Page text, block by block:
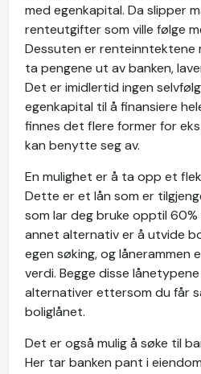
med egenkapital. Da slipper
renteutgifter som ville følge
Dessuten er renteinntektene
ta pengene ut av banken,
Det er imidlertid ingen
egenkapital til å finansiere
finnes det flere former for
kan benytte seg av.
En mulighet er å ta opp et
Dette er et lån som er
som lar deg bruke opptil 60%
annet alternativ er å utvide
egen søking, og lånerammen
verdi. Begge disse
alternativer ettersom du får
boliglånet.
Det er også mulig å søke til
Her tar banken pant i